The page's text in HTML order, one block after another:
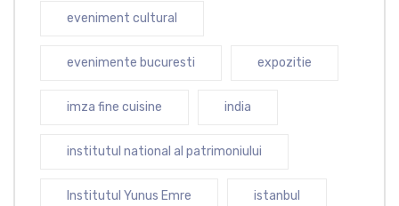
eveniment cultural
evenimente bucuresti expozitie
imza fine cuisine india
institutul national al patrimoniului
Institutul Yunus Emre istanbul